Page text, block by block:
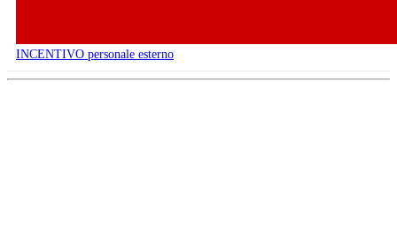
INCENTIVO personale esterno